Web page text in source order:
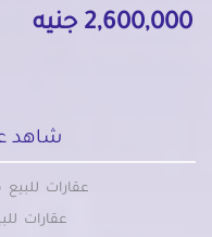
2,600,000 جنيه
شاهد
عقارات
عقارات